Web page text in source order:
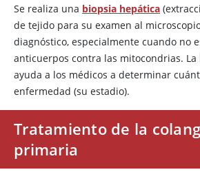
Se realiza una biopsia hepática
de tejido para su examen al
diagnóstico, especialmente cuando no
anticuerpos contra las mitocondrias.
ayuda a los médicos a determinar
enfermedad (su estadio).
Tratamiento de la
primaria